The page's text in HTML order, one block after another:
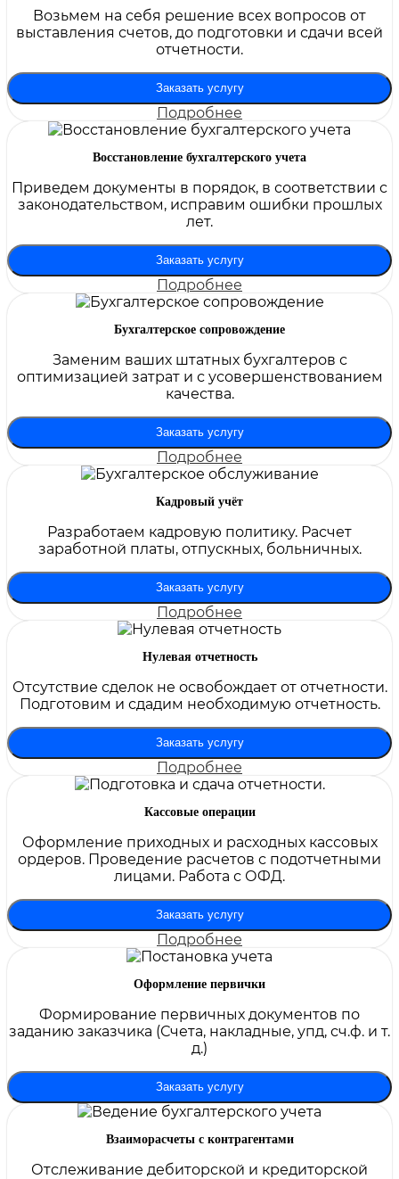
Возьмем на себя решение всех вопросов от
выставления счетов, до подготовки и сдачи всей
отчетности.
Заказать услугу
Подробнее
Восстановление бухгалтерского учета
Приведем документы в порядок, в соответствии с
законодательством, исправим ошибки прошлых
лет.
Заказать услугу
Подробнее
Бухгалтерское сопровождение
Заменим ваших штатных бухгалтеров с
оптимизацией затрат и с усовершенствованием
качества.
Заказать услугу
Подробнее
Кадровый учёт
Разработаем кадровую политику. Расчет
заработной платы, отпускных, больничных.
Заказать услугу
Подробнее
Нулевая отчетность
Отсутствие сделок не освобождает от отчетности.
Подготовим и сдадим необходимую отчетность.
Заказать услугу
Подробнее
Кассовые операции
Оформление приходных и расходных кассовых
ордеров. Проведение расчетов с подотчетными
лицами. Работа с ОФД.
Заказать услугу
Подробнее
Оформление первички
Формирование первичных документов по
заданию заказчика (Счета, накладные, упд, сч.ф. и т.
д.)
Заказать услугу
Взаиморасчеты с контрагентами
Отслеживание дебиторской и кредиторской